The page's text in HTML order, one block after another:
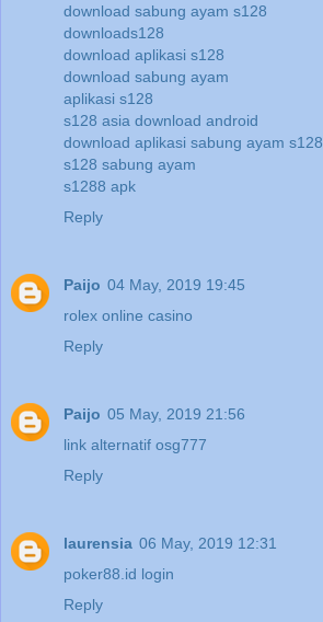
download sabung ayam s128
downloads128
download aplikasi s128
download sabung ayam
aplikasi s128
s128 asia download android
download aplikasi sabung ayam s128
s128 sabung ayam
s1288 apk
Reply
Paijo 04 May, 2019 19:45
rolex online casino
Reply
Paijo 05 May, 2019 21:56
link alternatif osg777
Reply
laurensia 06 May, 2019 12:31
poker88.id login
Reply